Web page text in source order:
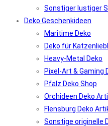
Sonstiger lustiger
Deko Geschenkideen
Maritime Deko
Deko für
Heavy-Metal Deko
Pixel-Art & Gaming
Pfalz Deko Shop
Orchideen Deko
Flensburg Deko
Sonstige originelle